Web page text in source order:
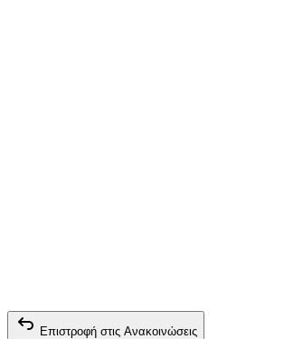
Επιστροφή στις Ανακοινώσεις